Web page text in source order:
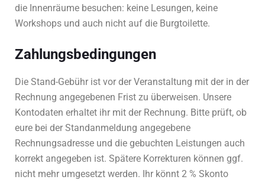
die Innenräume besuchen: keine Lesungen, keine
Workshops und auch nicht auf die Burgtoilette.
Zahlungsbedingungen
Die Stand-Gebühr ist vor der Veranstaltung mit der in der
Rechnung angegebenen Frist zu überweisen. Unsere
Kontodaten erhaltet ihr mit der Rechnung. Bitte prüft, ob
eure bei der Standanmeldung angegebene
Rechnungsadresse und die gebuchten Leistungen auch
korrekt angegeben ist. Spätere Korrekturen können ggf.
nicht mehr umgesetzt werden. Ihr könnt 2 % Skonto